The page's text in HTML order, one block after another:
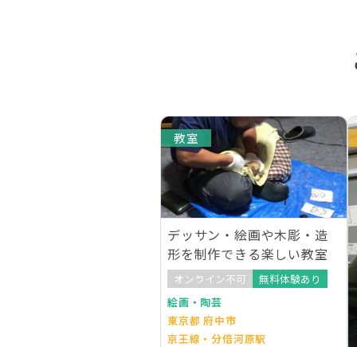
教室
デッサン・絵画や木彫・造
形を制作できる楽しい教室
オンライン不可
無料体験あり
絵画・陶芸
東京都 府中市
京王線・分倍河原駅